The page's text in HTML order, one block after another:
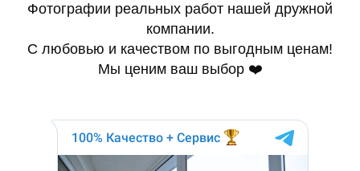
Фотографии реальных работ нашей дружной
компании.
С любовью и качеством по выгодным ценам!
Мы ценим ваш выбор ❤️